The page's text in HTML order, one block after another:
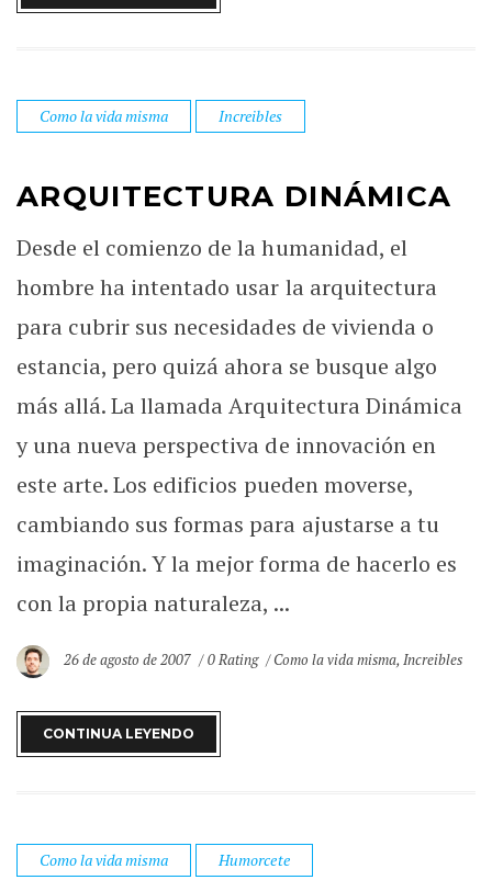
Como la vida misma Increibles
ARQUITECTURA DINÁMICA
Desde el comienzo de la humanidad, el
hombre ha intentado usar la arquitectura
para cubrir sus necesidades de vivienda o
estancia, pero quizá ahora se busque algo
más allá. La llamada Arquitectura Dinámica
y una nueva perspectiva de innovación en
este arte. Los edificios pueden moverse,
cambiando sus formas para ajustarse a tu
imaginación. Y la mejor forma de hacerlo es
con la propia naturaleza, ...
26 de agosto de 2007 0 Rating Como la vida misma,Increibles
CONTINUA LEYENDO
Como la vida misma Humorcete